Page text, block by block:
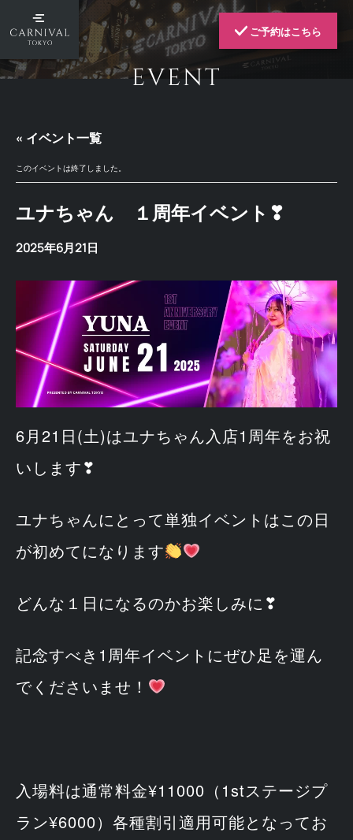
ご予約はこちら
EVENT
« イベント一覧
このイベントは終了しました。
ユナちゃん １周年イベント❣
2025年6月21日
6月21日(土)はユナちゃん入店1周年をお祝
いします❣
ユナちゃんにとって単独イベントはこの日
が初めてになります
どんな１日になるのかお楽しみに❣
記念すべき1周年イベントにぜひ足を運ん
でくださいませ！
入場料は通常料金¥11000（1stステージプ
ラン¥6000）各種割引適用可能となってお